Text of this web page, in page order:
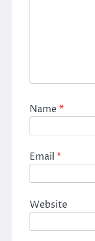
Name*
Email *
Website